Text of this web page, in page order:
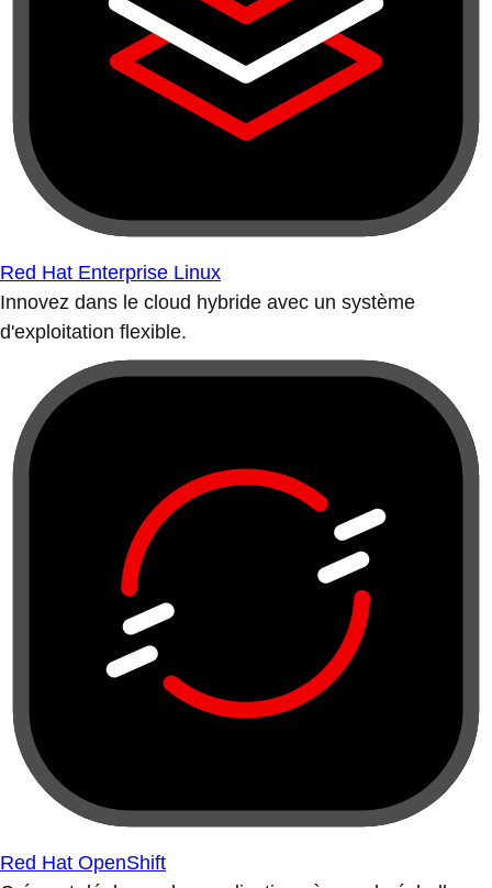
Red Hat Enterprise Linux
Innovez dans le cloud hybride avec un système
d'exploitation flexible.
Red Hat OpenShift